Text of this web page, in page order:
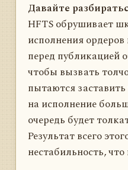
Давайте
HFTS обрушивает
исполнения
перед публикацией
чтобы вызвать
пытаются
на исполнение
очередь будет
Результат всего
нестабильность,